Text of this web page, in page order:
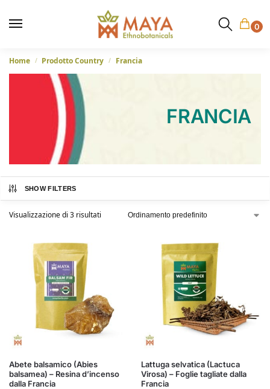
0
Home / Prodotto Country / Francia
FRANCIA
SHOW FILTERS
Visualizzazione di 3 risultati
Abete balsamico (Abies
balsamea) – Resina d’incenso
dalla Francia
Lattuga selvatica (Lactuca
Virosa) – Foglie tagliate dalla
Francia